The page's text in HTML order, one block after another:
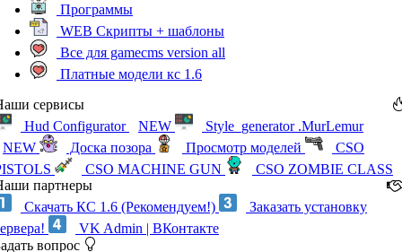
Программы
WEB Скрипты + шаблоны
Все для gamecms version all
Платные модели кс 1.6
сервисы
Hud Configurator
NEW
Style_generator .MurLemur
NEW
Доска позора Просмотр моделей
CSO
CSO MACHINE GUN
CSO ZOMBIE CLASS
партнеры
Скачать КС 1.6 (Рекомендуем!)
Заказать установку
VK Admin | ВКонтакте
вопрос